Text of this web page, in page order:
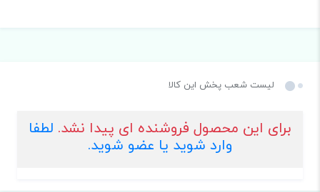
لیست شعب پخش این کالا
برای این محصول فروشنده ای پیدا نشد. لطفا
وارد شوید یا عضو شوید.